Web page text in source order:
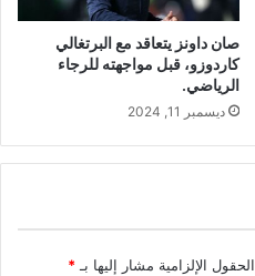
صان داونز يتعاقد مع البرتغالي
كاردوزو، قبل مواجهته للرجاء
الرياضي.
ديسمبر 11, 2024
الحقول الإلزامية مشار إليها بـ*